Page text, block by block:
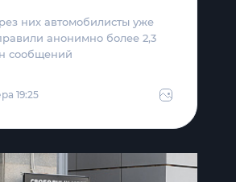
них автомобилисты уже
анонимно более 2,3
сообщений
19:25